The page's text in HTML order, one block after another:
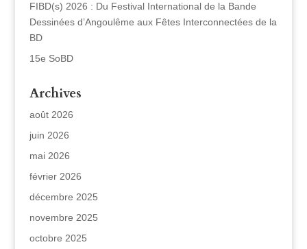
FIBD(s) 2026 : Du Festival International de la Bande
Dessinées d’Angoulême aux Fêtes Interconnectées de la
BD
15e SoBD
Archives
août 2026
juin 2026
mai 2026
février 2026
décembre 2025
novembre 2025
octobre 2025